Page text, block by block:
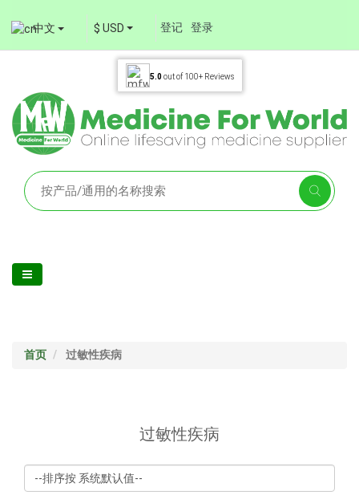
中文 $ USD 登记 登录
5.0out of 100+ Reviews
首页 过敏性疾病
过敏性疾病